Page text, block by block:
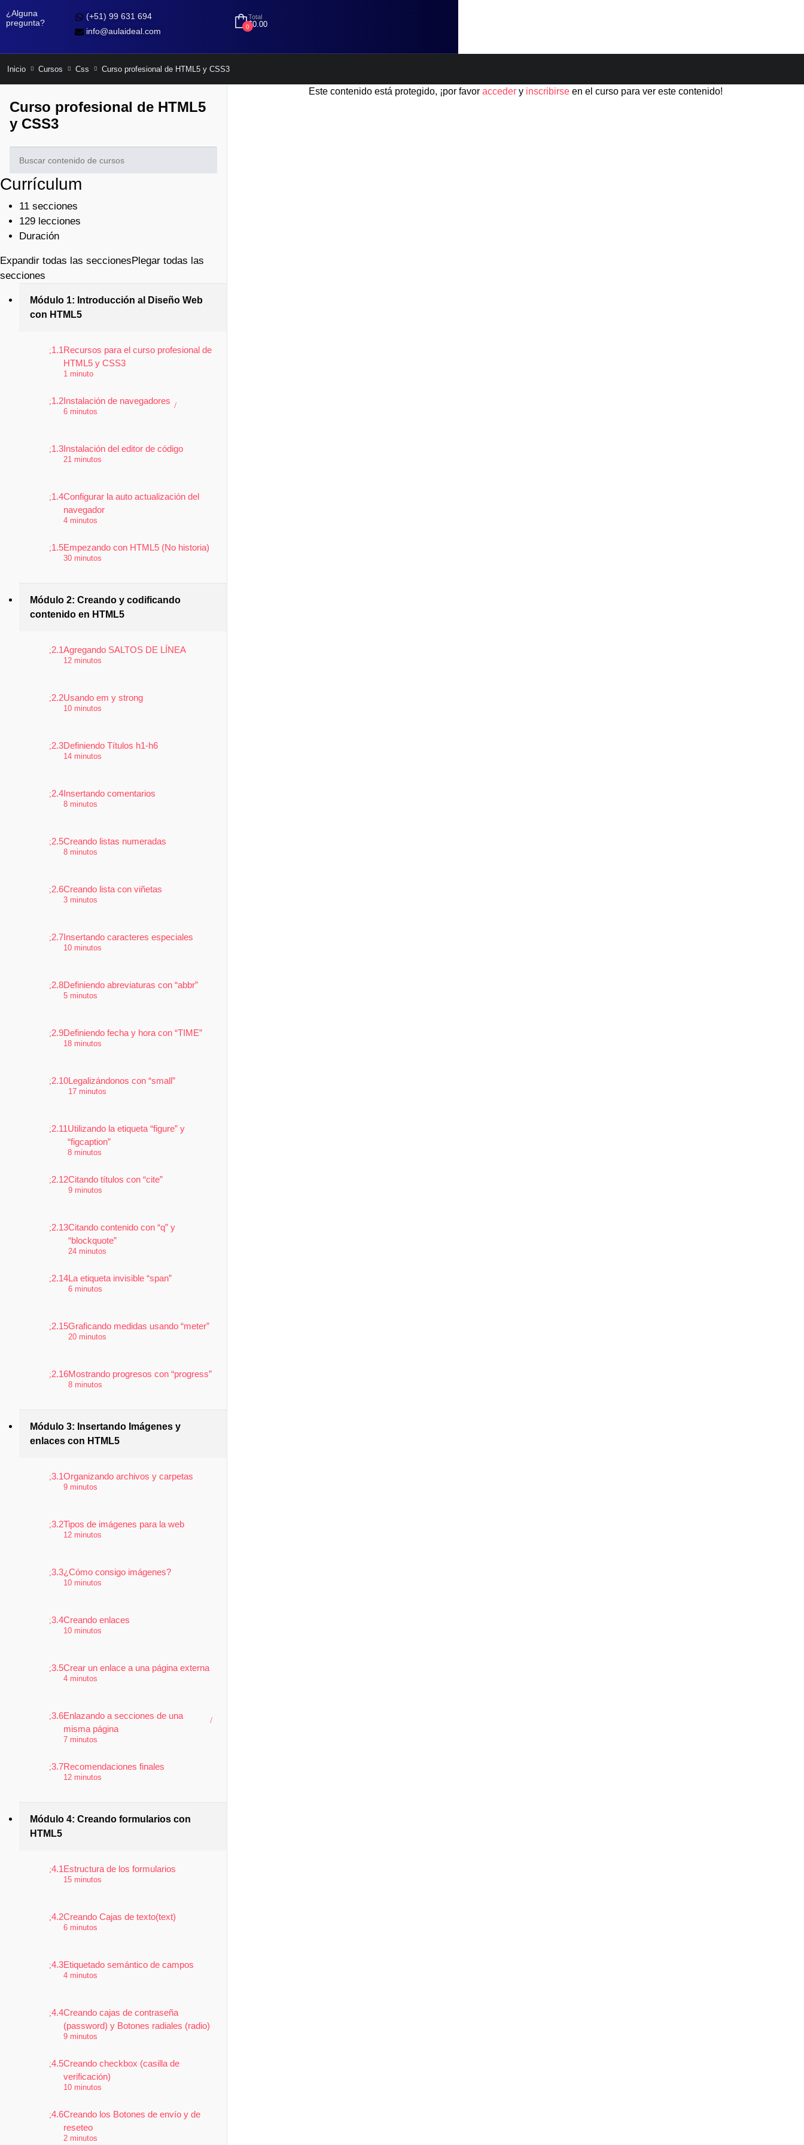
¿Alguna
pregunta?
(+51) 99 631 694
info@aulaideal.com
Total
$0.00
0
Inicio Cursos Css Curso profesional de HTML5 y CSS3
Curso profesional de HTML5
y CSS3
Currículum
11 secciones
129 lecciones
Duración
Expandir todas las seccionesPlegar todas las
secciones
Módulo 1: Introducción al Diseño Web
con HTML5
1.1Recursos para el curso profesional de
HTML5 y CSS3
1 minuto
1.2Instalación de navegadores
6 minutos
1.3Instalación del editor de código
21 minutos
1.4Configurar la auto actualización del
navegador
4 minutos
1.5Empezando con HTML5 (No historia)
30 minutos
Módulo 2: Creando y codificando
contenido en HTML5
2.1Agregando SALTOS DE LÍNEA
12 minutos
2.2Usando em y strong
10 minutos
2.3Definiendo Títulos h1-h6
14 minutos
2.4Insertando comentarios
8 minutos
2.5Creando listas numeradas
8 minutos
2.6Creando lista con viñetas
3 minutos
2.7Insertando caracteres especiales
10 minutos
2.8Definiendo abreviaturas con “abbr”
5 minutos
2.9Definiendo fecha y hora con “TIME”
18 minutos
2.10Legalizándonos con “small”
17 minutos
2.11Utilizando la etiqueta “figure” y
“figcaption”
8 minutos
2.12Citando títulos con “cite”
9 minutos
2.13Citando contenido con “q” y
“blockquote”
24 minutos
2.14La etiqueta invisible “span”
6 minutos
2.15Graficando medidas usando “meter”
20 minutos
2.16Mostrando progresos con “progress”
8 minutos
Módulo 3: Insertando Imágenes y
enlaces con HTML5
3.1Organizando archivos y carpetas
9 minutos
3.2Tipos de imágenes para la web
12 minutos
3.3¿Cómo consigo imágenes?
10 minutos
3.4Creando enlaces
10 minutos
3.5Crear un enlace a una página externa
4 minutos
3.6Enlazando a secciones de una
misma página
7 minutos
3.7Recomendaciones finales
12 minutos
Módulo 4: Creando formularios con
HTML5
4.1Estructura de los formularios
15 minutos
4.2Creando Cajas de texto(text)
6 minutos
4.3Etiquetado semántico de campos
4 minutos
4.4Creando cajas de contraseña
(password) y Botones radiales (radio)
9 minutos
4.5Creando checkbox (casilla de
verificación)
10 minutos
4.6Creando los Botones de envío y de
reseteo
2 minutos
Este contenido está protegido, ¡por favor acceder y inscribirse en el curso para ver este contenido!